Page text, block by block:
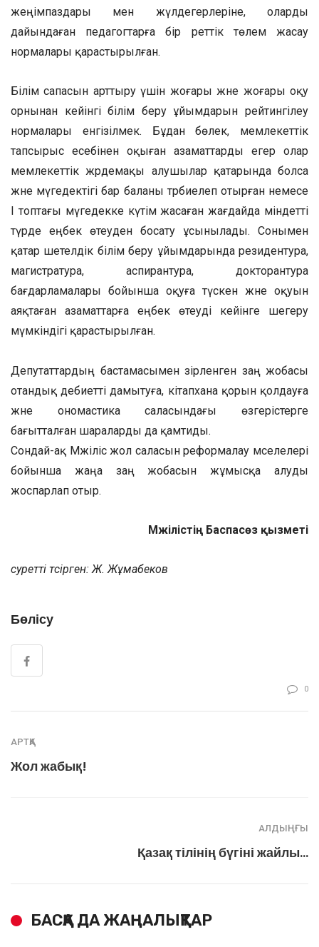
жеңімпаздары мен жүлдегерлеріне, оларды
дайындаған педагогтарға бір реттік төлем жасау
нормалары қарастырылған.
Білім сапасын арттыру үшін жоғары және жоғары оқу
орнынан кейінгі білім беру ұйымдарын рейтингілеу
нормалары енгізілмек. Бұдан бөлек, мемлекеттік
тапсырыс есебінен оқыған азаматтарды егер олар
мемлекеттік жәрдемақы алушылар қатарында болса
және мүгедектігі бар баланы тәрбиелеп отырған немесе
I топтағы мүгедекке күтім жасаған жағдайда міндетті
түрде еңбек өтеуден босату ұсынылады. Сонымен
қатар шетелдік білім беру ұйымдарында резидентура,
магистратура, аспирантура, докторантура
бағдарламалары бойынша оқуға түскен және оқуын
аяқтаған азаматтарға еңбек өтеуді кейінге шегеру
мүмкіндігі қарастырылған.
Депутаттардың бастамасымен әзірленген заң жобасы
отандық әдебиетті дамытуға, кітапхана қорын қолдауға
және ономастика саласындағы өзгерістерге
бағытталған шараларды да қамтиды.
Сондай-ақ Мәжіліс жол саласын реформалау мәселелері
бойынша жаңа заң жобасын жұмысқа алуды
жоспарлап отыр.
Мәжілістің Баспасөз қызметі
суретті түсірген: Ж. Жұмабеков
Бөлісу
0
АРТҚА
Жол жабық!
АЛДЫҢҒЫ
Қазақ тілінің бүгіні жайлы…
БАСҚА ДА ЖАҢАЛЫҚТАР